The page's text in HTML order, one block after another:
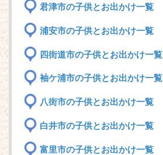
君津市の子供とお出かけ一覧
浦安市の子供とお出かけ一覧
四街道市の子供とお出かけ一覧
袖ケ浦市の子供とお出かけ一覧
八街市の子供とお出かけ一覧
白井市の子供とお出かけ一覧
富里市の子供とお出かけ一覧